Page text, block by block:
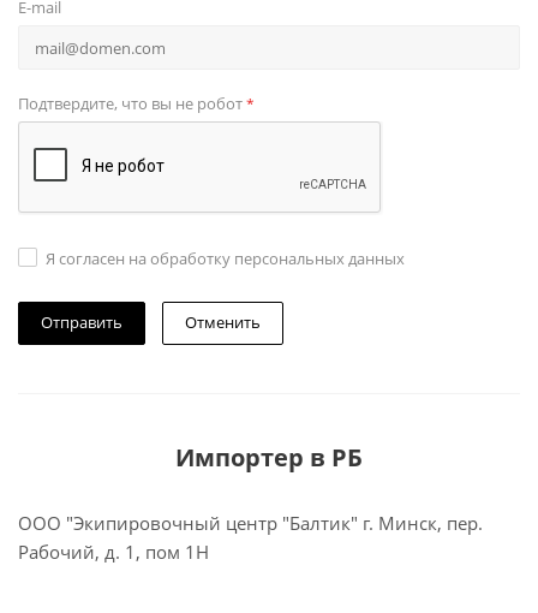
E-mail
Подтвердите, что вы не робот*
Я согласен на обработку персональных данных
Отменить
Импортер в РБ
ООО "Экипировочный центр "Балтик" г. Минск, пер.
Рабочий, д. 1, пом 1Н